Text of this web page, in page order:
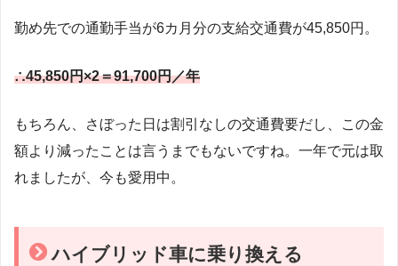
勤め先での通勤手当が6カ月分の支給交通費が45,850円。
∴45,850円×2＝91,700円／年
もちろん、さぼった日は割引なしの交通費要だし、この金
額より減ったことは言うまでもないですね。一年で元は取
れましたが、今も愛用中。
ハイブリッド車に乗り換える